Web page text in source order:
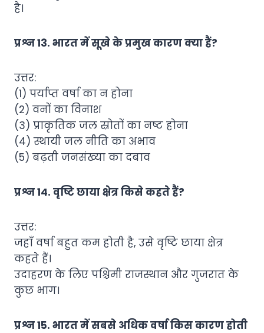
है।
प्रश्न 13. भारत में सूखे के प्रमुख कारण क्या हैं?
उत्तर:
(1) पर्याप्त वर्षा का न होना
(2) वनों का विनाश
(3) प्राकृतिक जल स्रोतों का नष्ट होना
(4) स्थायी जल नीति का अभाव
(5) बढ़ती जनसंख्या का दबाव
प्रश्न 14. वृष्टि छाया क्षेत्र किसे कहते हैं?
उत्तर:
जहाँ वर्षा बहुत कम होती है, उसे वृष्टि छाया क्षेत्र
कहते हैं।
उदाहरण के लिए पश्चिमी राजस्थान और गुजरात के
कुछ भाग।
प्रश्न 15. भारत में सबसे अधिक वर्षा किस कारण होती